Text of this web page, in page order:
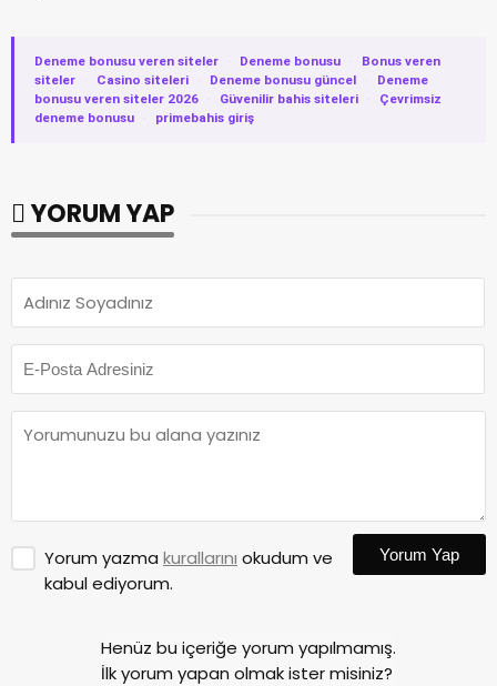
Deneme bonusu veren siteler · Deneme bonusu ·
Bonus veren
siteler
· Casino siteleri · Deneme bonusu güncel ·
Deneme
bonusu veren siteler 2026
· Güvenilir bahis siteleri ·
Çevrimsiz
deneme bonusu
· primebahis giriş
YORUM YAP
Yorum yazma kurallarını okudum ve
kabul ediyorum.
Yorum Yap
Henüz bu içeriğe yorum yapılmamış.
İlk yorum yapan olmak ister misiniz?